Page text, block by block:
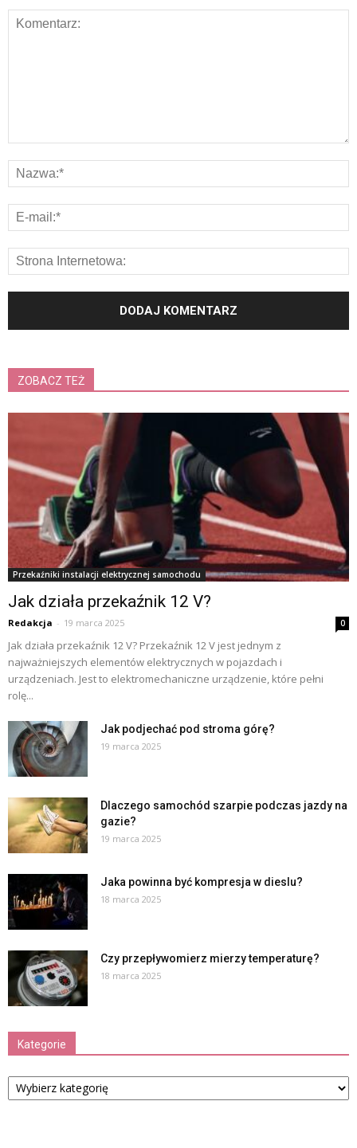
ZOBACZ TEŻ
Przekaźniki instalacji elektrycznej samochodu
Jak działa przekaźnik 12 V?
Redakcja - 19 marca 2025 0
Jak działa przekaźnik 12 V? Przekaźnik 12 V jest jednym z
najważniejszych elementów elektrycznych w pojazdach i
urządzeniach. Jest to elektromechaniczne urządzenie, które pełni
rolę...
Jak podjechać pod stroma górę?
19 marca 2025
Dlaczego samochód szarpie podczas jazdy na
gazie?
19 marca 2025
Jaka powinna być kompresja w dieslu?
18 marca 2025
Czy przepływomierz mierzy temperaturę?
18 marca 2025
Kategorie
Kategorie